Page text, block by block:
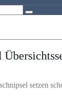
setzen